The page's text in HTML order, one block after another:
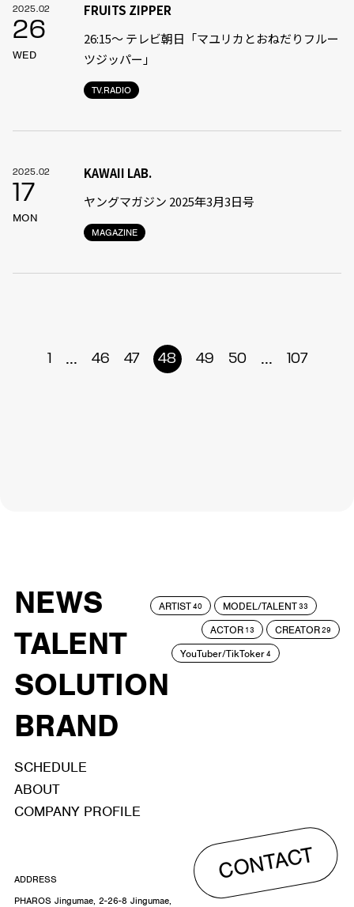
2025.02
26
WED
TV.RADIO
FRUITS ZIPPER
26:15～ テレビ朝日「マユリカとおねだりフルー
ツジッパー」
2025.02
17
MON
MAGAZINE
KAWAII LAB.
ヤングマガジン 2025年3月3日号
1 ... 46 47 48 49 50 ... 107
NEWS
TALENT
SOLUTION
BRAND
ARTIST40 MODEL/TALENT33
ACTOR 13 CREATOR29
YouTuber/TikToker4
SCHEDULE
ABOUT
COMPANY PROFILE
CONTACT
ADDRESS
PHAROS Jingumae, 2-26-8 Jingumae,